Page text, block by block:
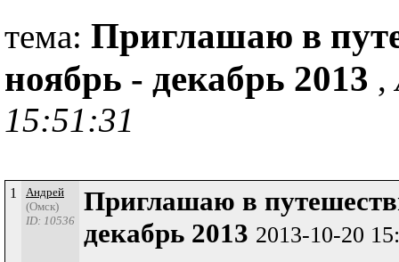
тема: Приглашаю в
ноябрь - декабрь 2013 ,
15:51:31
1
Андрей
(Омск)
ID: 10536
Приглашаю в
декабрь 2013 2013-10-20